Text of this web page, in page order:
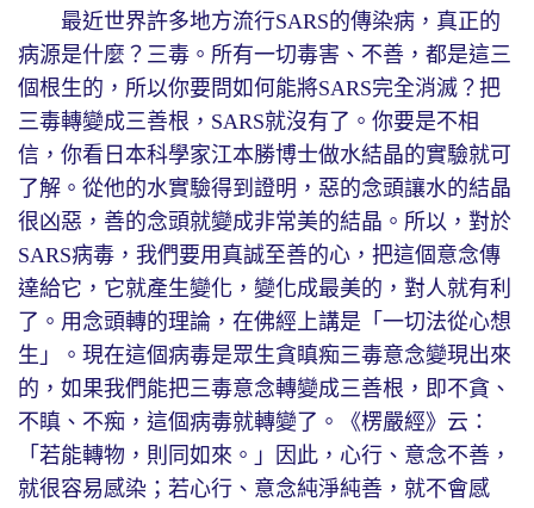
最近世界許多地方流行SARS的傳染病，真正的
病源是什麼？三毒。所有一切毒害、不善，都是這三
個根生的，所以你要問如何能將SARS完全消滅？把
三毒轉變成三善根，SARS就沒有了。你要是不相
信，你看日本科學家江本勝博士做水結晶的實驗就可
了解。從他的水實驗得到證明，惡的念頭讓水的結晶
很凶惡，善的念頭就變成非常美的結晶。所以，對於
SARS病毒，我們要用真誠至善的心，把這個意念傳
達給它，它就產生變化，變化成最美的，對人就有利
了。用念頭轉的理論，在佛經上講是「一切法從心想
生」。現在這個病毒是眾生貪瞋痴三毒意念變現出來
的，如果我們能把三毒意念轉變成三善根，即不貪、
不瞋、不痴，這個病毒就轉變了。《楞嚴經》云：
「若能轉物，則同如來。」因此，心行、意念不善，
就很容易感染；若心行、意念純淨純善，就不會感